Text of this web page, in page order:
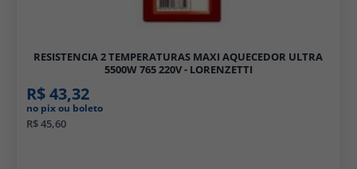
RESISTENCIA 2 TEMPERATURAS MAXI AQUECEDOR ULTRA
5500W 765 220V - LORENZETTI
R$ 43,32
no pix ou boleto
R$ 45,60